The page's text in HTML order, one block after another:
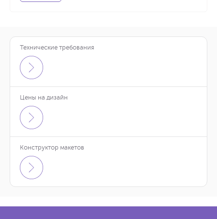
Технические требования
Цены на дизайн
Конструктор макетов